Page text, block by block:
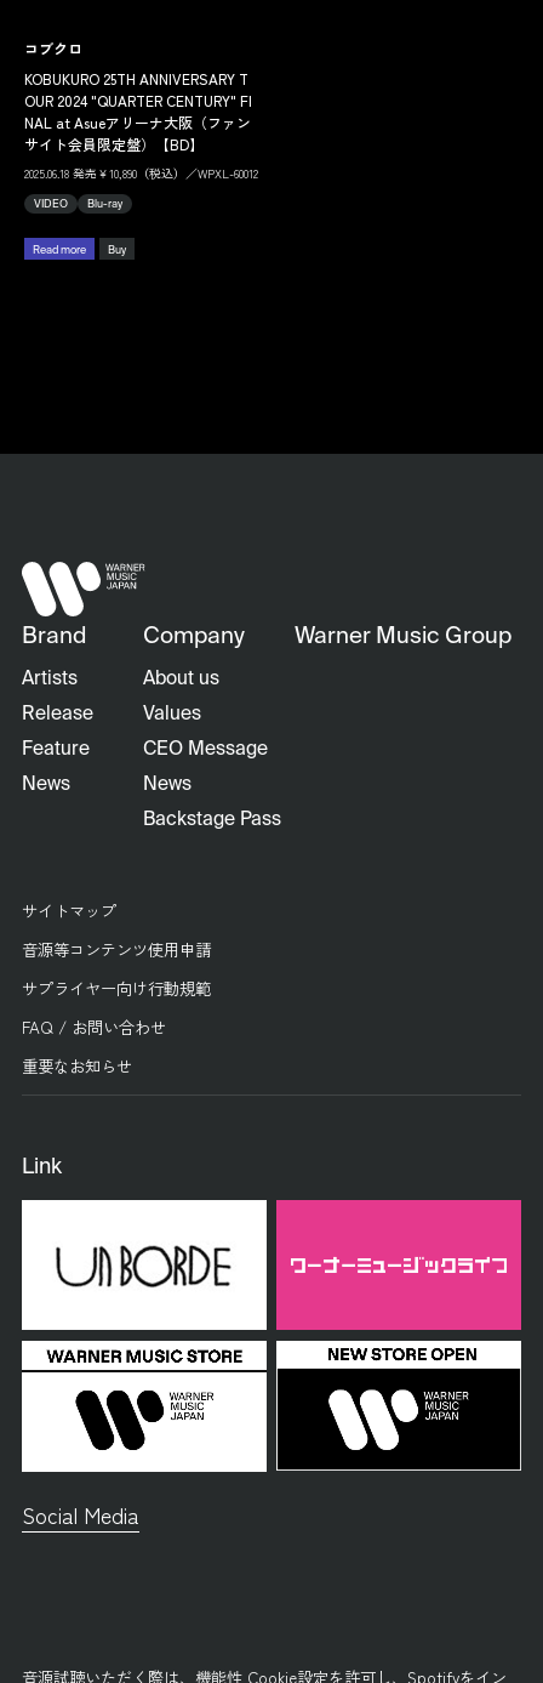
コブクロ
KOBUKURO 25TH ANNIVERSARY T
OUR 2024 "QUARTER CENTURY" FI
NAL at Asueアリーナ大阪（ファン
サイト会員限定盤）【BD】
2025.06.18 発売￥10,890（税込）／WPXL-60012
VIDEO Blu-ray
Read more Buy
Brand
Artists
Release
Feature
News
Company
About us
Values
CEO Message
News
Backstage Pass
Warner Music Group
サイトマップ
音源等コンテンツ使用申請
サプライヤー向け行動規範
FAQ / お問い合わせ
重要なお知らせ
Link
Social Media
音源試聴いただく際は、 機能性 Cookie設定を許可し、 Spotifyをイン